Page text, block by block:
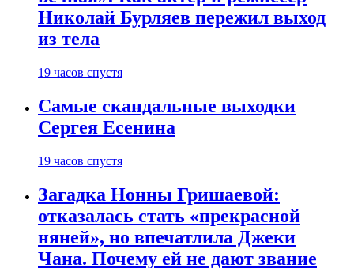
Николай Бурляев пережил выход
из тела
19 часов спустя
Самые скандальные выходки
Сергея Есенина
19 часов спустя
Загадка Нонны Гришаевой:
отказалась стать «прекрасной
няней», но впечатлила Джеки
Чана. Почему ей не дают звание